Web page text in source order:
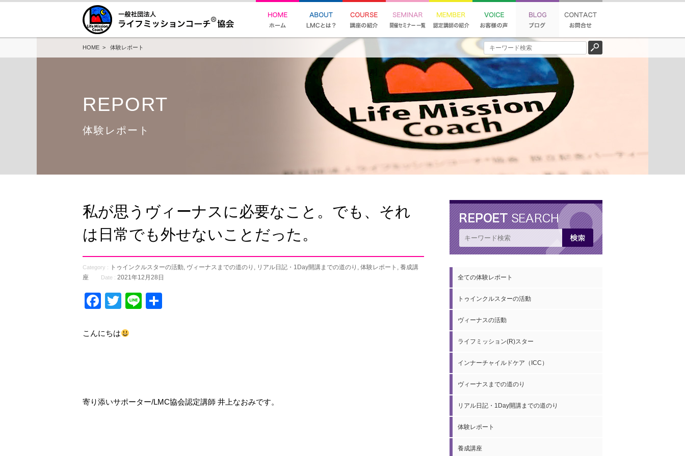
HOME > 体験レポート
REPORT
体験レポート
私が思うヴィーナスに必要なこと。でも、それ
は日常でも外せないことだった。
Category : トゥインクルスターの活動, ヴィーナスまでの道のり , リアル日記・1Day開講までの道のり , 体験レポート , 養成講
座
Date : 2021年12月28日
Facebook
Twitter
Line
こんにちは
寄り添いサポーター/LMC協会認定講師 井上なおみです。
全ての体験レポート
トゥインクルスターの活動
ヴィーナスの活動
ライフミッション(R)スター
インナーチャイルドケア（ICC）
ヴィーナスまでの道のり
リアル日記・1Day開講までの道のり
体験レポート
養成講座